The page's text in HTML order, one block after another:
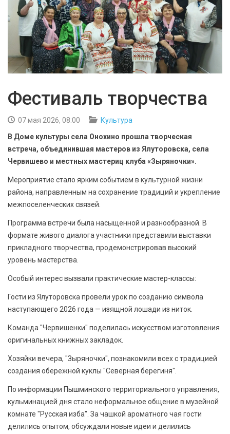
БЕЗОПАСНОСТЬ
СПОРТ
АРХИВ PDF
Фестиваль творчества
07 мая 2026, 08:00
Культура
В Доме культуры села Онохино прошла творческая
встреча, объединившая мастеров из Ялуторовска, села
Червишево и местных мастериц клуба «Зыряночки».
Мероприятие стало ярким событием в культурной жизни
района, направленным на сохранение традиций и укрепление
межпоселенческих связей.
Программа встречи была насыщенной и разнообразной. В
формате живого диалога участники представили выставки
прикладного творчества, продемонстрировав высокий
уровень мастерства.
Особый интерес вызвали практические мастер-классы:
Гости из Ялуторовска провели урок по созданию символа
наступающего 2026 года — изящной лошади из ниток.
Команда "Червишенки" поделилась искусством изготовления
оригинальных книжных закладок.
Хозяйки вечера, "Зыряночки", познакомили всех с традицией
создания обережной куклы "Северная берегиня".
По информации Пышминского территориального управления,
кульминацией дня стало неформальное общение в музейной
комнате "Русская изба". За чашкой ароматного чая гости
делились опытом, обсуждали новые идеи и делились